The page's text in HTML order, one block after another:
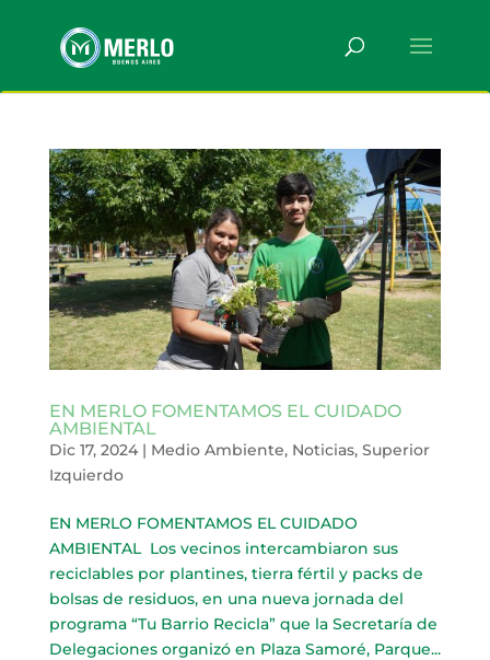
EN MERLO FOMENTAMOS EL CUIDADO
AMBIENTAL
Dic 17, 2024| Medio Ambiente, Noticias, Superior
Izquierdo
EN MERLO FOMENTAMOS EL CUIDADO
AMBIENTAL ​ Los vecinos intercambiaron sus
reciclables por plantines, tierra fértil y packs de
bolsas de residuos, en una nueva jornada del
programa “Tu Barrio Recicla” que la Secretaría de
Delegaciones organizó en Plaza Samoré, Parque...